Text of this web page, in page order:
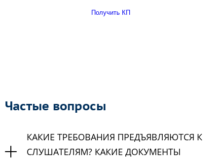
Получить КП
Частые вопросы
КАКИЕ ТРЕБОВАНИЯ ПРЕДЪЯВЛЯЮТСЯ К
СЛУШАТЕЛЯМ? КАКИЕ ДОКУМЕНТЫ